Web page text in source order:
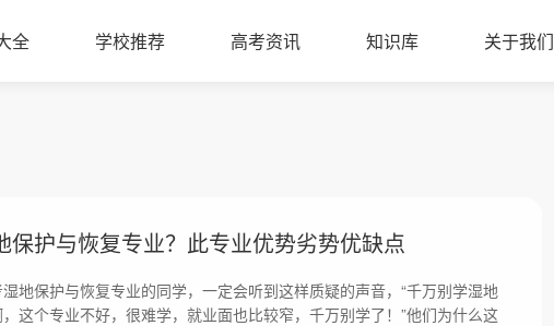
全 学校推荐 高考资讯 知识库 关于我们
保护与恢复专业？此专业优势劣势优缺点
地保护与恢复专业的同学，一定会听到这样质疑的声音，“千万别学湿地
这个专业不好，很难学，就业面也比较窄，千万别学了！”他们为什么这